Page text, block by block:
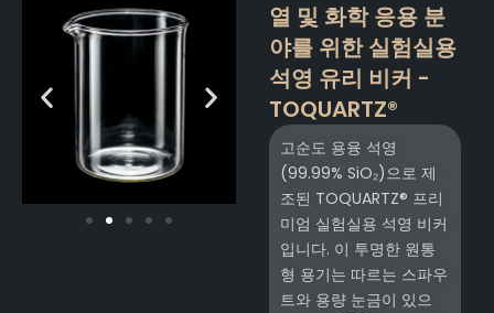
열 및 화학 응용 분
야를 위한 실험실용
석영 유리 비커 -
TOQUARTZ®
고순도 용융 석영
(99.99% SiO₂)으로 제
조된 TOQUARTZ® 프리
미엄 실험실용 석영 비커
입니다. 이 투명한 원통
형 용기는 따르는 스파우
트와 용량 눈금이 있으